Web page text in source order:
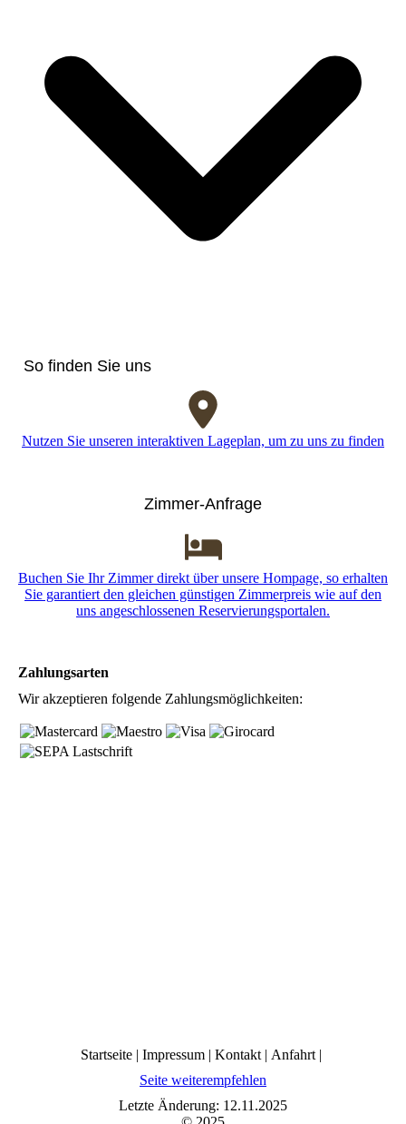
So finden Sie uns
Nutzen Sie unseren interaktiven Lageplan, um zu uns zu finden
Zimmer-Anfrage
Buchen Sie Ihr Zimmer direkt über unsere Hompage, so erhalten
Sie garantiert den gleichen günstigen Zimmerpreis wie auf den
uns angeschlossenen Reservierungsportalen.
Zahlungsarten
Wir akzeptieren folgende Zahlungsmöglichkeiten:
Startseite | Impressum | Kontakt | Anfahrt |
Seite weiterempfehlen
Letzte Änderung: 12.11.2025